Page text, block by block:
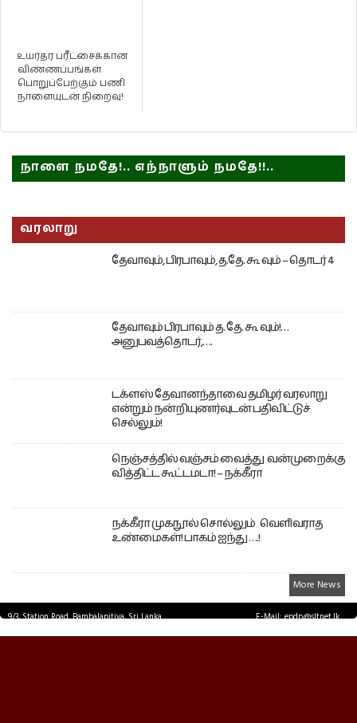
உயர்தர பரீட்சைக்கான
விண்ணப்பங்கள்
பொறுப்பேற்கும் பணி
நாளையுடன் நிறைவு!
நாளை நமதே!.. எந்நாளும் நமதே!!..
வரலாறு
தேவாவும், பிரபாவும், த.தே. கூ வும் – தொடர் 4
தேவாவும் பிரபாவும் த. தே. கூ வும்!…
அனுபவத்தொடர்,….
டக்ளஸ் தேவானந்தாவை தமிழர் வரலாறு
என்றும் நன்றியுணர்வுடன் பதிவிட்டுச்
செல்லும்!
நெஞ்சத்தில் வஞ்சம் வைத்து வன்முறைக்கு
வித்திட்ட கூட்டமடா! – நக்கீரா
நக்கீரா முகநூல் சொல்லும் வெளிவராத
உண்மைகள்! பாகம் ஐந்து ….!
More News
9/3, Station Road, Bambalapitiya, Sri Lanka.
E-Mail: epdp@sltnet.lk